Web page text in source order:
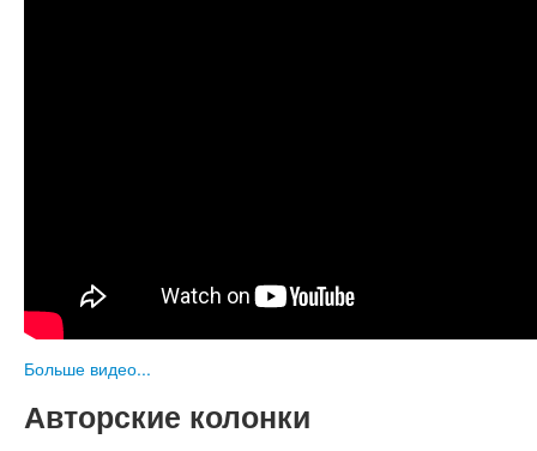
Больше видео...
Авторские колонки